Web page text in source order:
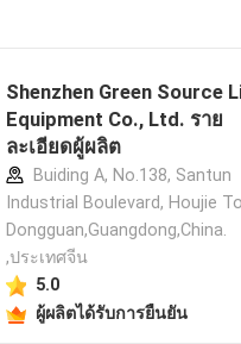
Shenzhen Green Source
Equipment Co., Ltd. ราย
ละเอียดผู้ผลิต
Buiding A, No.138, Santun
Industrial Boulevard, Houjie
Dongguan,Guangdong,China.
,ประเทศจีน
5.0
ผู้ผลิตได้รับการยืนยัน